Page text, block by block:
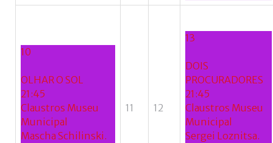
10
OLHAR O SOL
21:45
Claustros Museu
Municipal
Mascha Schilinski.
11 12
13
DOIS
PROCURADORES
21:45
Claustros Museu
Municipal
Sergei Loznitsa.